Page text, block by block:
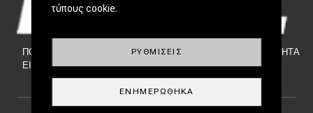
ΠΟΙΟΙ
ΕΙΜΑΣΤΕ
NEWSLETTER | ΕΠΙΚΟΙΝΩΝΙΑ TAYTOTHTA
τύπους cookie.
ΡΥΘΜΊΣΕΙΣ
ΕΝΗΜΕΡΏΘΗΚΑ